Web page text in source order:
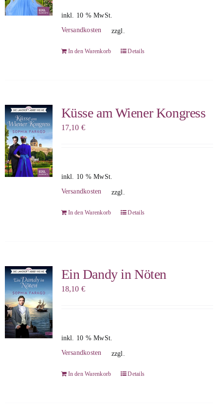
inkl. 10 % MwSt.
zzgl.
Versandkosten
In den Warenkorb Details
Küsse am Wiener Kongress
17,10 €
inkl. 10 % MwSt.
zzgl.
Versandkosten
In den Warenkorb Details
Ein Dandy in Nöten
18,10 €
inkl. 10 % MwSt.
zzgl.
Versandkosten
In den Warenkorb Details